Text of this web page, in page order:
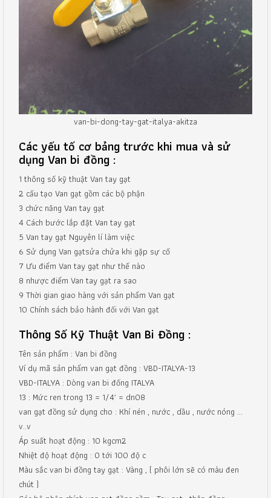
van-bi-dong-tay-gat-italya-akitza
Các yếu tố cơ bảng trước khi mua và sử
dụng Van bi đồng :
1 thông số kỹ thuật Van tay gạt
2 cấu tạo Van gạt gồm các bộ phận
3 chức năng Van tay gạt
4 Cách bước lắp đặt Van tay gạt
5 Van tay gạt Nguyên lí làm việc
6 Sử dụng Van gạtsửa chửa khi gặp sự cố
7 Ưu điểm Van tay gạt như thế nào
8 nhược điểm Van tay gạt ra sao
9 Thời gian giao hàng với sản phẩm Van gạt
10 Chính sách bảo hành đối với Van gạt
Thông Số Kỹ Thuật Van Bi Đồng :
Tên sản phẩm : Van bi đồng
Ví dụ mã sản phẩm van gạt đồng : VBD-ITALYA-13
VBD-ITALYA : Dòng van bi đống ITALYA
13 : Mức ren trong 13 = 1/4′ = dn08
van gạt đồng sử dụng cho : Khí nén , nước , dầu , nước nóng …
v..v
Áp suất hoạt động : 10 kgcm2
Nhiệt độ hoạt động : 0 tới 100 độ c
Màu sắc van bi đồng tay gạt : Vàng , ( phôi lớn sẽ có màu đen
chút )